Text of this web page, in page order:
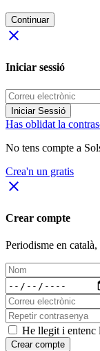
Continuar
close
Iniciar sessió
Iniciar Sessió
Has oblidat la
No tens compte a
Crea'n un gratis
close
Crear compte
Periodisme en català,
He llegit i entenc
Crear compte